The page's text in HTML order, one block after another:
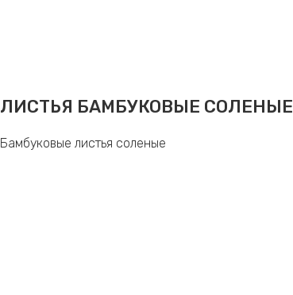
ЛИСТЬЯ БАМБУКОВЫЕ СОЛЕНЫЕ
Бамбуковые листья соленые